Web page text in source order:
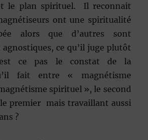
le plan spirituel. Il reconnait
ont une spiritualité
alors que d’autres sont
ce qu’il juge plutôt
ce pas le constat de la
fait entre « magnétisme
spirituel », le second
premier mais travaillant aussi
?